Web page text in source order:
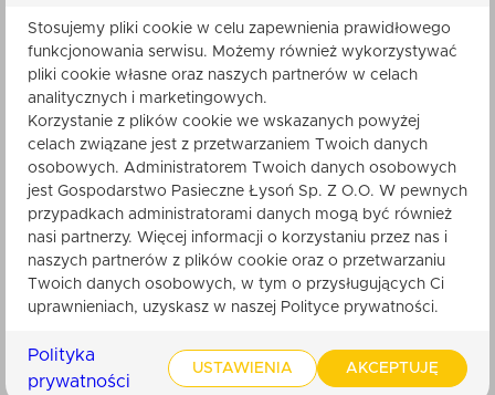
czekolada biała: (cukier, tłuszcz kakaowy, MLEKO
pełne w proszku, emulgator: lecytyny (SOJA),
aromat), porzeczka czerwona liofilizowana (1,8%),
miód wielokwiatowy (0,9%). Kraj pochodzenia
głównego składnika: Belgia.
WARTOŚĆ ODŻYWCZA
Wartości odżywcze dla 100g produktu
Wartość energetyczna 2312 kJ/554 kcal
Tłuszcz 34 g
Węglowodany 56 g
w tym cukry 55 g
Stosujemy pliki cookie w celu zapewnienia prawidłowego
funkcjonowania serwisu. Możemy również wykorzystywać
pliki cookie własne oraz naszych partnerów w celach
analitycznych i marketingowych.
Korzystanie z plików cookie we wskazanych powyżej
celach związane jest z przetwarzaniem Twoich danych
osobowych. Administratorem Twoich danych osobowych
jest Gospodarstwo Pasieczne Łysoń Sp. Z O.O. W pewnych
przypadkach administratorami danych mogą być również
nasi partnerzy. Więcej informacji o korzystaniu przez nas i
naszych partnerów z plików cookie oraz o przetwarzaniu
Twoich danych osobowych, w tym o przysługujących Ci
uprawnieniach, uzyskasz w naszej Polityce prywatności.
Polityka
prywatności
USTAWIENIA AKCEPTUJĘ